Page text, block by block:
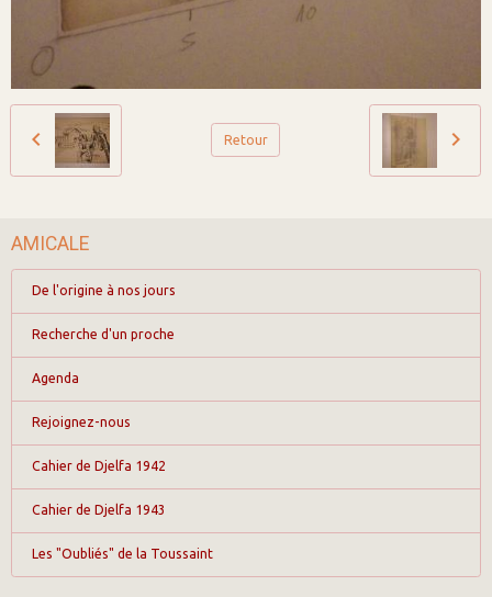
Retour
AMICALE
De l'origine à nos jours
Recherche d'un proche
Agenda
Rejoignez-nous
Cahier de Djelfa 1942
Cahier de Djelfa 1943
Les "Oubliés" de la Toussaint